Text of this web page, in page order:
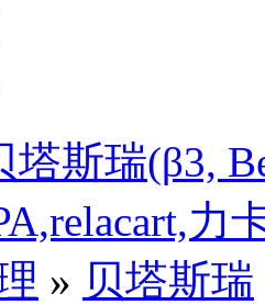
塔斯瑞(β3,
» 贝塔斯瑞